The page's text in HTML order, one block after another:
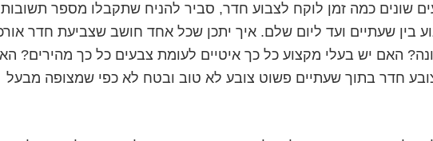
5 צבעים שונים כמה זמן לוקח לצבוע חדר, סביר להניח שתקבלו מספר תשובות
בין שעתיים ועד ליום שלם. איך יתכן שכל אחד חושב שצביעת חדר
האם יש בעלי מקצוע כל כך איטיים לעומת צבעים כל כך מהירים?
חדר בתוך שעתיים פשוט צובע לא טוב ובטח לא כפי שמצופה מבעל